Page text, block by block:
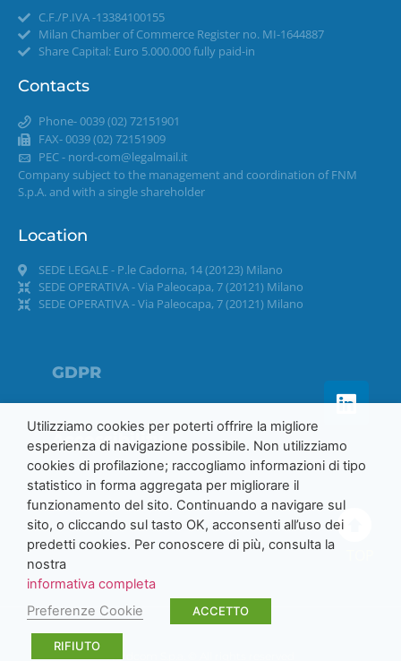
C.F./P.IVA -13384100155
Milan Chamber of Commerce Register no. MI-1644887
Share Capital: Euro 5.000.000 fully paid-in
Contacts
Phone- 0039 (02) 72151901
FAX- 0039 (02) 72151909
PEC - nord-com@legalmail.it
Company subject to the management and coordination of FNM
S.p.A. and with a single shareholder
Location
SEDE LEGALE - P.le Cadorna, 14 (20123) Milano
SEDE OPERATIVA - Via Paleocapa, 7 (20121) Milano
SEDE OPERATIVA - Via Paleocapa, 7 (20121) Milano
GDPR
Accessibility
Nordcom S.p.a. © All rights reserved
Utilizziamo cookies per poterti offrire la migliore
esperienza di navigazione possibile. Non utilizziamo
cookies di profilazione; raccogliamo informazioni di tipo
statistico in forma aggregata per migliorare il
funzionamento del sito. Continuando a navigare sul
sito, o cliccando sul tasto OK, acconsenti all’uso dei
predetti cookies. Per conoscere di più, consulta la
nostra
informativa completa
Preferenze Cookie
ACCETTO
RIFIUTO